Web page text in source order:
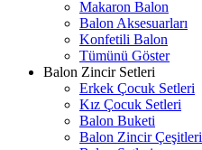
Makaron Balon
Balon Aksesuarları
Konfetili Balon
Tümünü Göster
Balon Zincir Setleri
Erkek Çocuk Setleri
Kız Çocuk Setleri
Balon Buketi
Balon Zincir Çeşitleri